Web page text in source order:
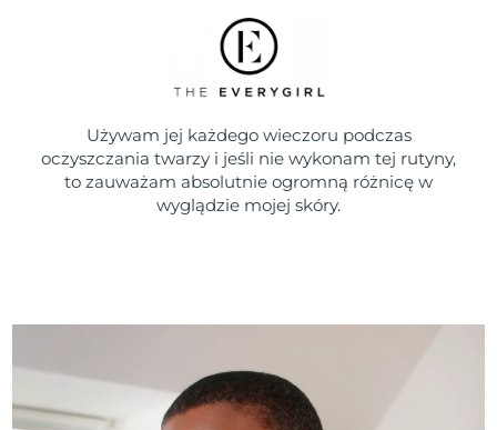
Używam jej każdego wieczoru podczas
oczyszczania twarzy i jeśli nie wykonam tej rutyny,
to zauważam absolutnie ogromną różnicę w
wyglądzie mojej skóry.